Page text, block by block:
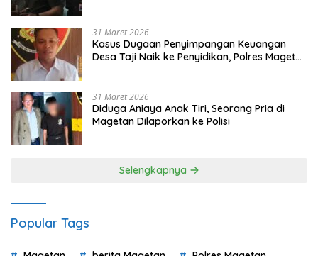
31 Maret 2026
Kasus Dugaan Penyimpangan Keuangan
Desa Taji Naik ke Penyidikan, Polres Magetan
31 Maret 2026
Diduga Aniaya Anak Tiri, Seorang Pria di
Magetan Dilaporkan ke Polisi
Selengkapnya
Popular Tags